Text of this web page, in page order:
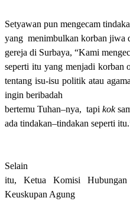
Setyawan pun mengecam
yang menimbulkan korban jiwa
gereja di Surbaya, “Kami
seperti itu yang menjadi korban
tentang isu-isu politik atau
ingin beribadah
bertemu Tuhan–nya, tapi kok
ada tindakan–tindakan seperti itu.
Selain
itu, Ketua Komisi Hubungan
Keuskupan Agung